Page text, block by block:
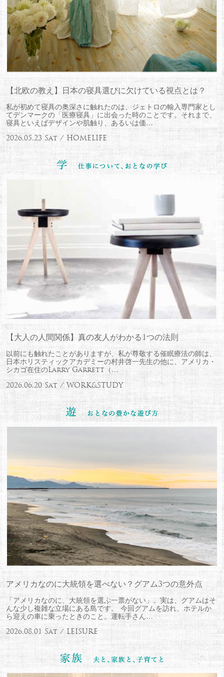
【北欧の教え】日本の寝具選びに欠けている視点とは？
私が初めて寝具の奥深さに触れたのは、ジェトロの輸入専門家とし
てデンマークの「医療寝具」に出会った時のことです。それまで、
寝具といえばデザインや肌触り、あるいは価…
2026.05.23 Sat / HOMELIFE
【大人の人間関係】真の友人がわかる1つの法則
以前にも触れたことがありますが、私が尊敬する催眠療法の師は、
日本ホリスティックアカデミーの村井啓一先生の他に、アメリカ・
シカゴ在住のLarry Garrett（…
2026.06.20 Sat / WORK&STUDY
アメリカなのに大統領を選べない？グアム3つの意外点
「アメリカなのに、大統領を選ぶ一票がない」。実は、グアムはそ
んな少し複雑な立場にある島です。 今回グアムを訪れ、ホテルか
ら迎えの車に乗ったときのこと。運転手さん…
2026.08.01 Sat / LEISURE